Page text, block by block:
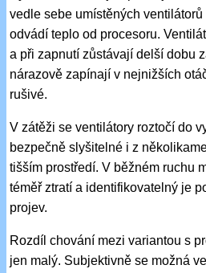
vedle sebe umístěných
odvádí teplo od procesoru.
a při zapnutí zůstávají delší dobu
nárazově zapínají v nejnižších
rušivé.
V zátěži se ventilátory roztočí do
bezpečně slyšitelné i z
tišším prostředí. V běžném ruchu
téměř ztratí a identifikovatelný je
projev.
Rozdíl chování mezi variantou s
jen malý. Subjektivně se možná